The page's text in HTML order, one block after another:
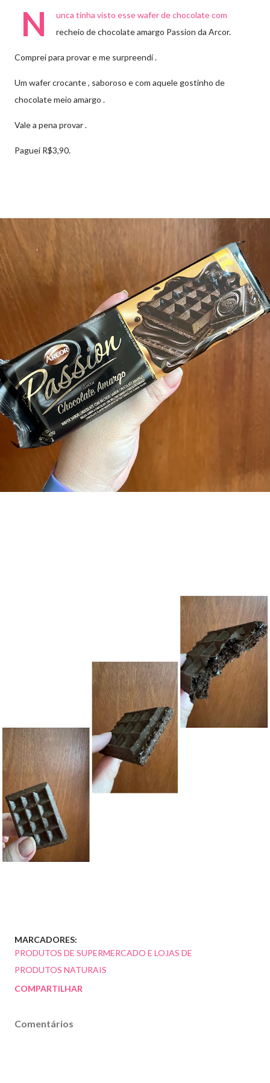
N
unca tinha visto esse wafer de chocolate com
recheio de chocolate amargo Passion da Arcor.
Comprei para provar e me surpreendi .
Um wafer crocante , saboroso e com aquele gostinho de
chocolate meio amargo .
Vale a pena provar .
Paguei R$3,90.
MARCADORES:
PRODUTOS DE SUPERMERCADO E LOJAS DE
PRODUTOS NATURAIS
COMPARTILHAR
Comentários